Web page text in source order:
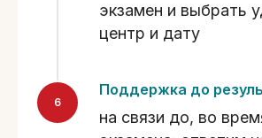
экзамен и выбрать
центр и дату
Поддержка до
на связи до, во